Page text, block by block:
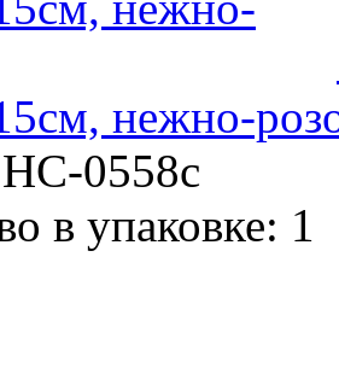
нежно-
НС-0558с
в упаковке: 1